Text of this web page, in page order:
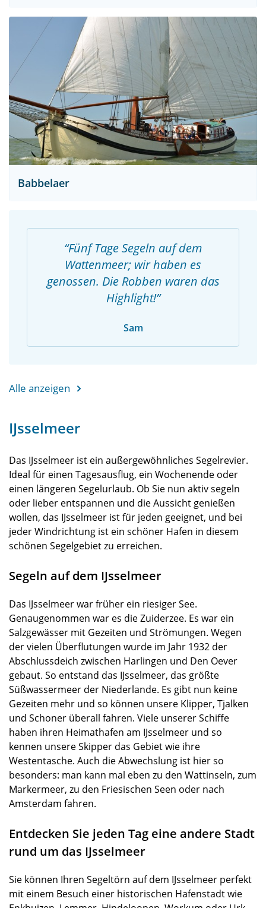
Babbelaer
Fünf Tage Segeln auf dem
Wattenmeer; wir haben es
genossen. Die Robben waren das
Highlight!
Sam
Alle anzeigen
IJsselmeer
Das IJsselmeer ist ein außergewöhnliches Segelrevier.
Ideal für einen Tagesausflug, ein Wochenende oder
einen längeren Segelurlaub. Ob Sie nun aktiv segeln
oder lieber entspannen und die Aussicht genießen
wollen, das IJsselmeer ist für jeden geeignet, und bei
jeder Windrichtung ist ein schöner Hafen in diesem
schönen Segelgebiet zu erreichen.
Segeln auf dem IJsselmeer
Das IJsselmeer war früher ein riesiger See.
Genaugenommen war es die Zuiderzee. Es war ein
Salzgewässer mit Gezeiten und Strömungen. Wegen
der vielen Überflutungen wurde im Jahr 1932 der
Abschlussdeich zwischen Harlingen und Den Oever
gebaut. So entstand das IJsselmeer, das größte
Süßwassermeer der Niederlande. Es gibt nun keine
Gezeiten mehr und so können unsere Klipper, Tjalken
und Schoner überall fahren. Viele unserer Schiffe
haben ihren Heimathafen am IJsselmeer und so
kennen unsere Skipper das Gebiet wie ihre
Westentasche. Auch die Abwechslung ist hier so
besonders: man kann mal eben zu den Wattinseln, zum
Markermeer, zu den Friesischen Seen oder nach
Amsterdam fahren.
Entdecken Sie jeden Tag eine andere Stadt
rund um das IJsselmeer
Sie können Ihren Segeltörn auf dem IJsselmeer perfekt
mit einem Besuch einer historischen Hafenstadt wie